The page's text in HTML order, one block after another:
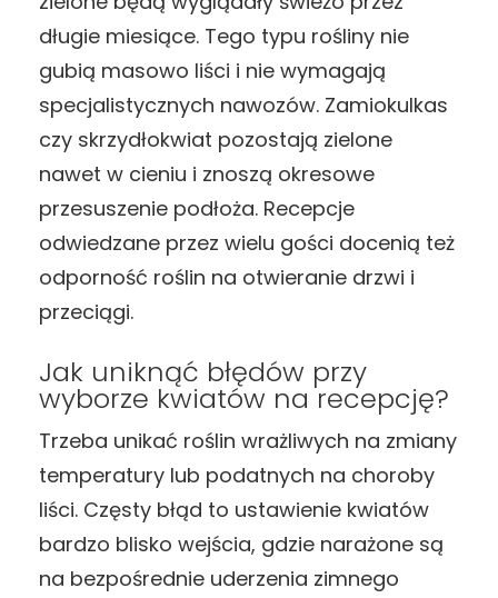
długie miesiące. Tego typu rośliny nie
gubią masowo liści i nie wymagają
specjalistycznych nawozów. Zamiokulkas
czy skrzydłokwiat pozostają zielone
nawet w cieniu i znoszą okresowe
przesuszenie podłoża. Recepcje
odwiedzane przez wielu gości docenią też
odporność roślin na otwieranie drzwi i
przeciągi.
Jak uniknąć błędów przy
wyborze kwiatów na recepcję?
Trzeba unikać roślin wrażliwych na zmiany
temperatury lub podatnych na choroby
liści. Częsty błąd to ustawienie kwiatów
bardzo blisko wejścia, gdzie narażone są
na bezpośrednie uderzenia zimnego